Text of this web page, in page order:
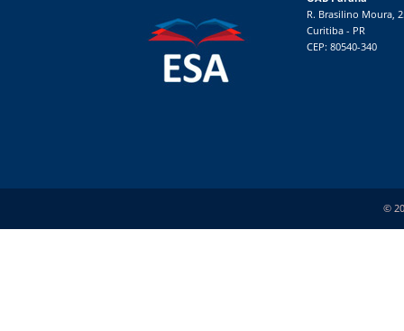
R. Brasilino Moura,
Curitiba - PR
CEP: 80540-340
©